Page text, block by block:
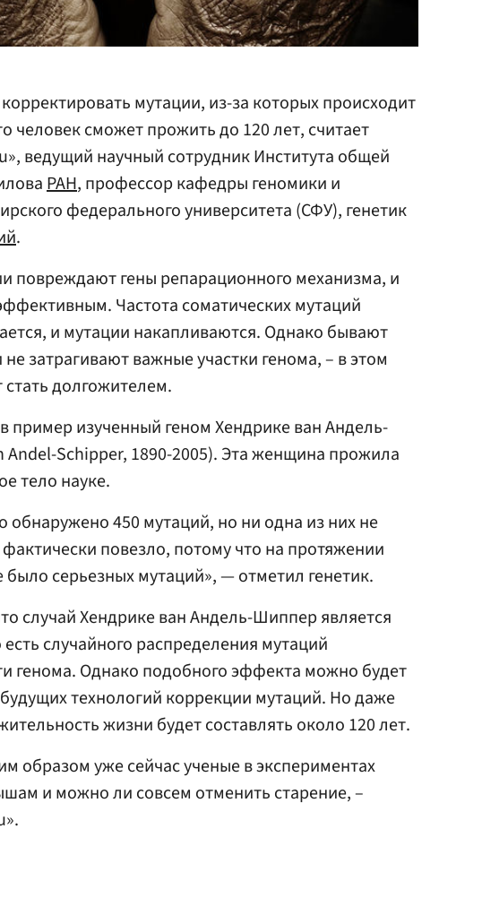
мутации, из-за которых происходит
человек сможет прожить до 120 лет, считает
ведущий научный сотрудник Института общей
РАН, профессор кафедры геномики и
федерального университета (СФУ), генетик
.
повреждают гены репарационного механизма, и
Частота соматических мутаций
и мутации накапливаются. Однако бывают
затрагивают важные участки генома, – в этом
долгожителем.
пример изученный геном Хендрике ван Андель-
Schipper, 1890-2005). Эта женщина прожила
тело науке.
обнаружено 450 мутаций, но ни одна из них не
повезло, потому что на протяжении
было серьезных мутаций», — отметил генетик.
случай Хендрике ван Андель-Шиппер является
случайного распределения мутаций
генома. Однако подобного эффекта можно будет
технологий коррекции мутаций. Но даже
жизни будет составлять около 120 лет.
образом уже сейчас ученые в экспериментах
и можно ли совсем отменить старение, –